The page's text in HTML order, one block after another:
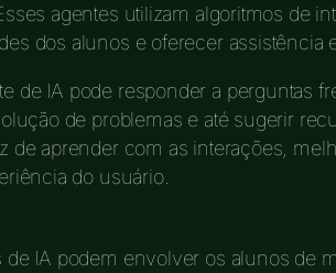
agentes utilizam algoritmos de
dos alunos e oferecer assistência
de IA pode responder a perguntas
de problemas e até sugerir
de aprender com as interações,
do usuário.
de IA podem envolver os alunos de